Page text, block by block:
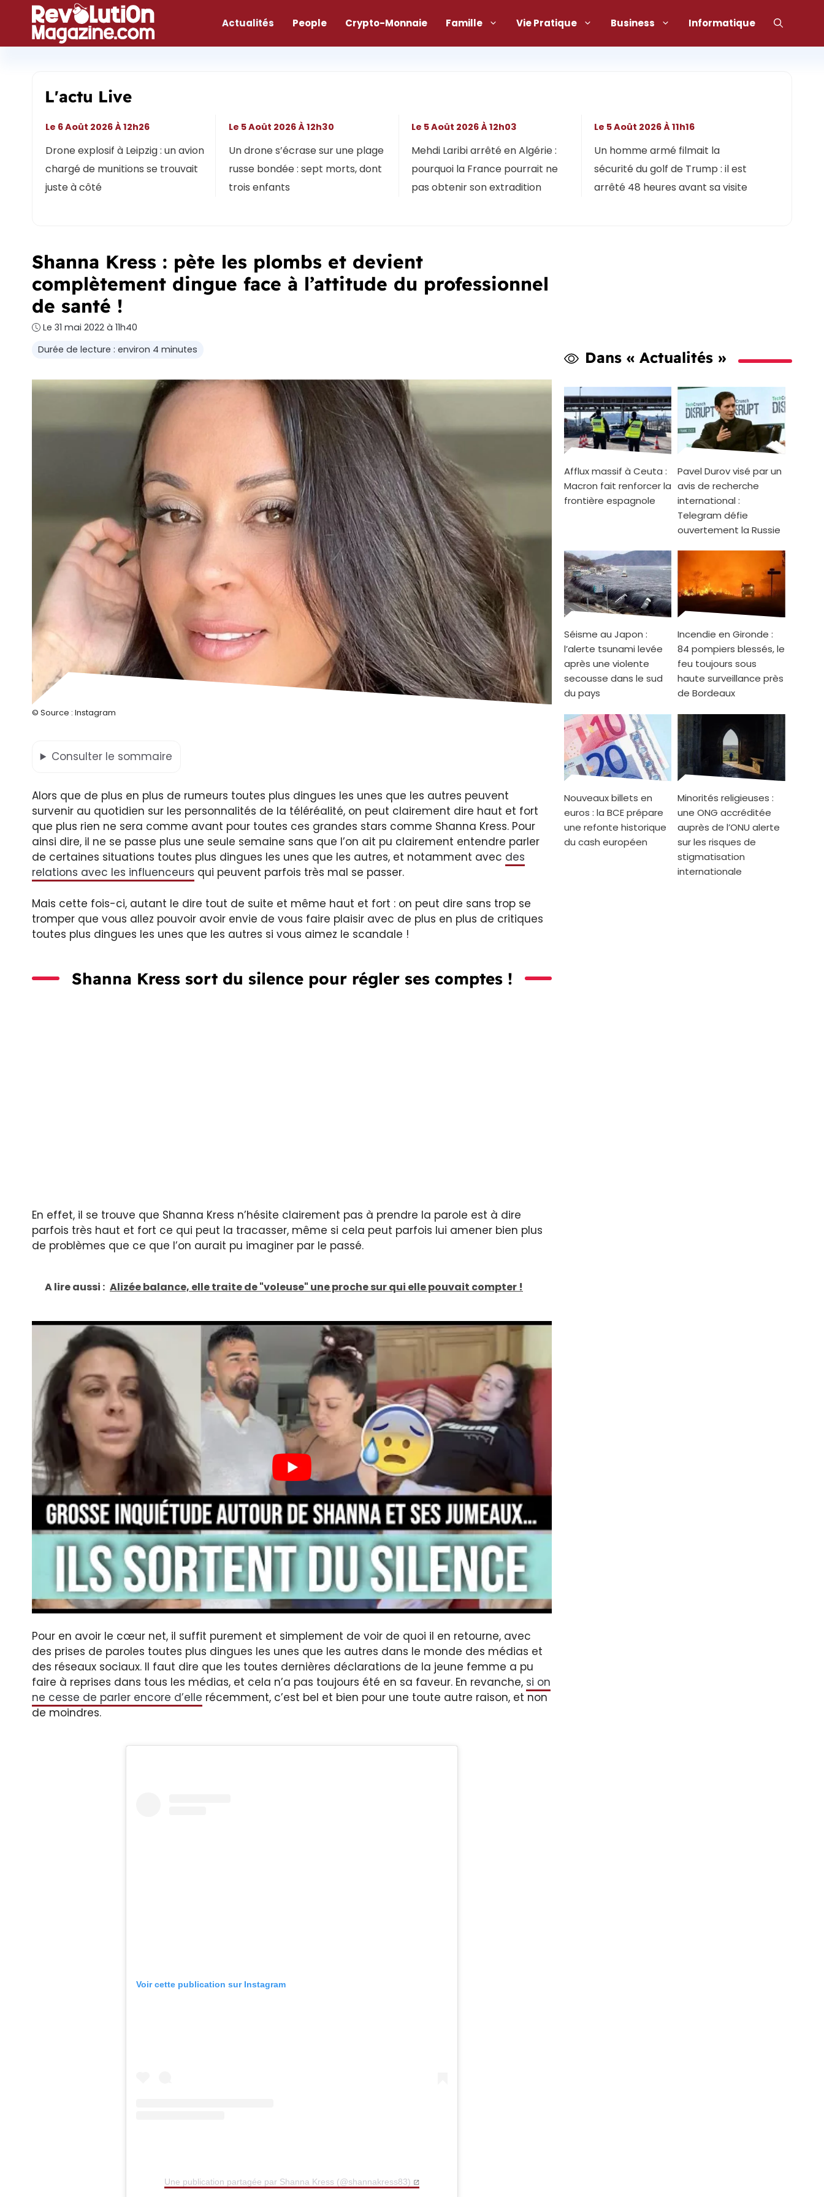
contenu
Actualités People Crypto-Monnaie Famille Vie Pratique Business Informatique
L'actu Live
Drone explosif à Leipzig : un avion
chargé de munitions se trouvait
juste à côté
Le 6 Août 2026 À 12h26
Un drone s’écrase sur une plage
russe bondée : sept morts, dont
trois enfants
Le 5 Août 2026 À 12h30
Mehdi Laribi arrêté en Algérie :
pourquoi la France pourrait ne
pas obtenir son extradition
Le 5 Août 2026 À 12h03
Un homme armé filmait la
sécurité du golf de Trump : il est
arrêté 48 heures avant sa visite
Le 5 Août 2026 À 11h16
Shanna Kress : pète les plombs et devient
complètement dingue face à l’attitude du professionnel
de santé !
Le 31 mai 2022 à 11h40
Durée de lecture : environ 4 minutes
© Source : Instagram
Consulter le sommaire
Alors que de plus en plus de rumeurs toutes plus dingues les unes que les autres peuvent
survenir au quotidien sur les personnalités de la téléréalité, on peut clairement dire haut et fort
que plus rien ne sera comme avant pour toutes ces grandes stars comme Shanna Kress. Pour
ainsi dire, il ne se passe plus une seule semaine sans que l’on ait pu clairement entendre parler
de certaines situations toutes plus dingues les unes que les autres, et notamment avec des
relations avec les influenceurs qui peuvent parfois très mal se passer.
Mais cette fois-ci, autant le dire tout de suite et même haut et fort : on peut dire sans trop se
tromper que vous allez pouvoir avoir envie de vous faire plaisir avec de plus en plus de critiques
toutes plus dingues les unes que les autres si vous aimez le scandale !
Shanna Kress sort du silence pour régler ses comptes !
En effet, il se trouve que Shanna Kress n’hésite clairement pas à prendre la parole est à dire
parfois très haut et fort ce qui peut la tracasser, même si cela peut parfois lui amener bien plus
de problèmes que ce que l’on aurait pu imaginer par le passé.
A lire aussi : Alizée balance, elle traite de "voleuse" une proche sur qui elle pouvait compter !
Pour en avoir le cœur net, il suffit purement et simplement de voir de quoi il en retourne, avec
des prises de paroles toutes plus dingues les unes que les autres dans le monde des médias et
des réseaux sociaux. Il faut dire que les toutes dernières déclarations de la jeune femme a pu
faire à reprises dans tous les médias, et cela n’a pas toujours été en sa faveur. En revanche, si on
ne cesse de parler encore d’elle récemment, c’est bel et bien pour une toute autre raison, et non
de moindres.
Voir cette publication sur Instagram
Une publication partagée par Shanna Kress (@shannakress83)
Dans « Actualités »
Afflux massif à Ceuta :
Macron fait renforcer la
frontière espagnole
Pavel Durov visé par un
avis de recherche
international :
Telegram défie
ouvertement la Russie
Séisme au Japon :
l’alerte tsunami levée
après une violente
secousse dans le sud
du pays
Incendie en Gironde :
84 pompiers blessés, le
feu toujours sous
haute surveillance près
de Bordeaux
Nouveaux billets en
euros : la BCE prépare
une refonte historique
du cash européen
Minorités religieuses :
une ONG accréditée
auprès de l’ONU alerte
sur les risques de
stigmatisation
internationale